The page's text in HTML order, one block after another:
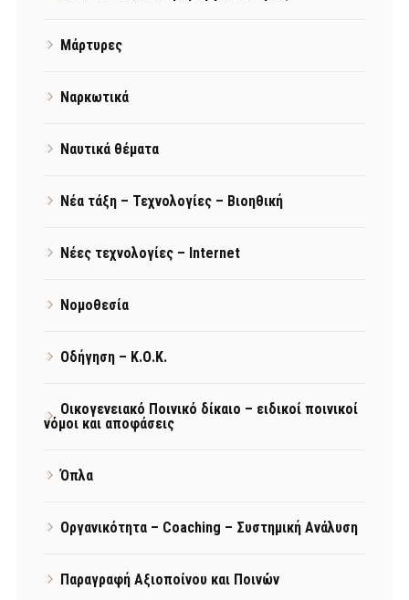
Μάρτυρες
Ναρκωτικά
Ναυτικά θέματα
Νέα τάξη – Τεχνολογίες – Βιοηθική
Νέες τεχνολογίες – Internet
Νομοθεσία
Οδήγηση – Κ.Ο.Κ.
Οικογενειακό Ποινικό δίκαιο – ειδικοί ποινικοί
νόμοι και αποφάσεις
Όπλα
Οργανικότητα – Coaching – Συστημική Ανάλυση
Παραγραφή Αξιοποίνου και Ποινών